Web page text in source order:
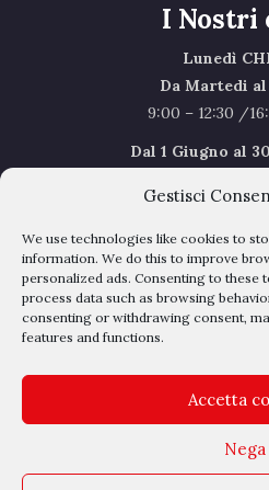
Gestisci
We use technologies like cookies to
information. We do this to improve
personalized ads. Consenting to these
process data such as browsing
consenting or withdrawing consent,
features and functions.
Accetta
Nega
I Nostri
Lunedì
Da Martedi al
9:00 – 12:30 /
Dal 1 Giugno al
Sabato
I chiusi per Ferie
Privacy Policy–